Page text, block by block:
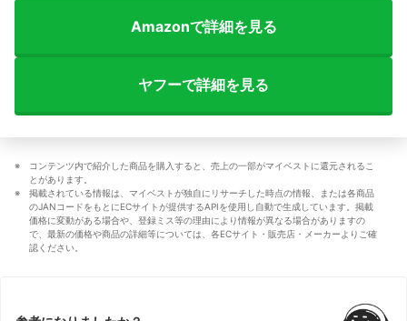
Amazonで詳細を見る
ヤフーで詳細を見る
コンテンツ内で紹介した商品を購入すると、売上の一部がマイベストに還元されるこ
とがあります。
掲載されている情報は、マイベストが独自にリサーチした時点の情報、または各商品
のJANコードをもとにECサイトが提供するAPIを使用し自動で生成しています。掲載
価格に変動がある場合や、登録ミス等の理由により情報が異なる場合がありますの
で、最新の価格や商品の詳細等については、各ECサイト・販売店・メーカーよりご確
認ください。